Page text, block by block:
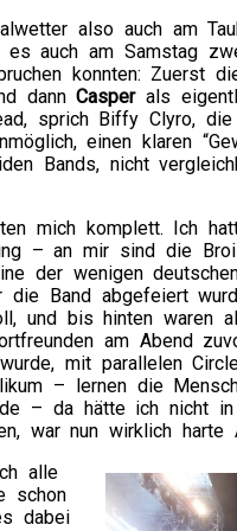
also auch am
auch am Samstag
konnten: Zuerst
dannCasperals
sprich Biffy Clyro,
einen klaren
Bands, nicht
mich komplett. Ich
– an mir sind die
der wenigen
Band abgefeiert
und bis hinten waren
am Abend
mit parallelen
– lernen die
– da hätte ich nicht in
war nun wirklich harte
alle
schon
dabei